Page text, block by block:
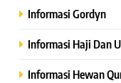
Informasi Gordyn
Informasi Haji Dan
Informasi Hewan